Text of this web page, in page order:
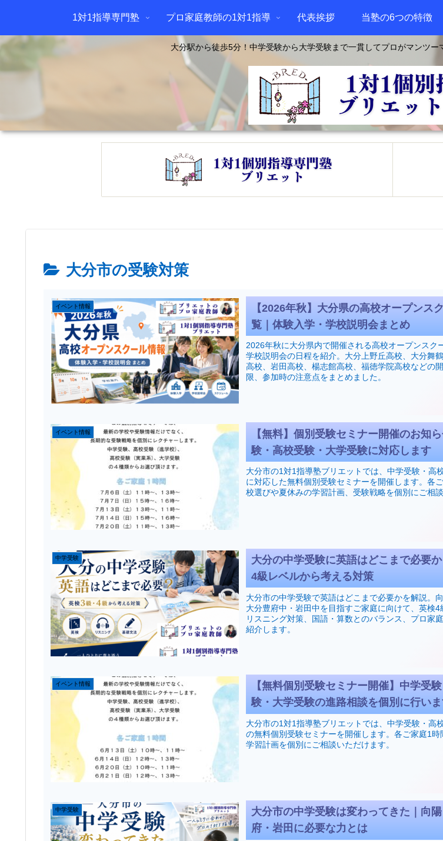
大分駅から徒歩5分！中学受験から大学受験まで一貫してプロがマンツー
1対1指導専門塾 プロ家庭教師の1対1指導 代表挨拶 当塾の6つの特徴
大分市の受験対策
イベント情報
【2026年秋】大分県の高校オープンス
覧｜体験入学・学校説明会まとめ
2026年秋に大分県内で開催される高校オープンスク
学校説明会の日程を紹介。大分上野丘高校、大分舞
高校、岩田高校、楊志館高校、福徳学院高校などの
限、参加時の注意点をまとめました。
イベント情報
【無料】個別受験セミナー開催のお知
験・高校受験・大学受験に対応します
大分市の1対1指導塾ブリエットでは、中学受験・高
に対応した無料個別受験セミナーを開催します。各
校選びや夏休みの学習計画、受験戦略を個別にご相談
中学受験
大分の中学受験に英語はどこまで必要か
4級レベルから考える対策
大分市の中学受験で英語はどこまで必要かを解説。
大分豊府中・岩田中を目指すご家庭に向けて、英検4
リスニング対策、国語・算数とのバランス、プロ家
紹介します。
イベント情報
【無料個別受験セミナー開催】中学受
験・大学受験の進路相談を個別に行い
大分市の1対1指導塾ブリエットでは、中学受験・高
の無料個別受験セミナーを開催します。各ご家庭1
学習計画を個別にご相談いただけます。
中学受験
大分市の中学受験は変わってきた｜向
府・岩田に必要な力とは